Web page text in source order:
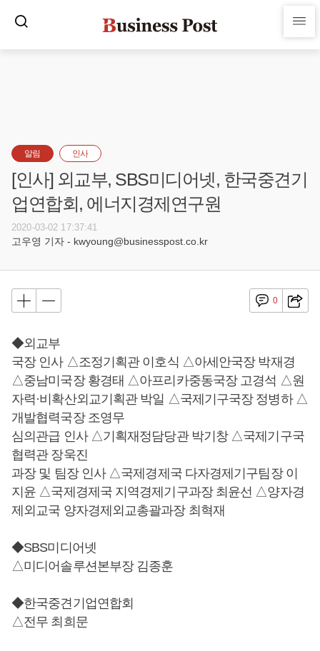
알림 인사
[인사] 외교부, SBS미디어넷, 한국중견기
업연합회, 에너지경제연구원
2020-03-02 17:37:41
고우영 기자 - kwyoung@businesspost.co.kr
0
◆외교부
국장 인사 △조정기획관 이호식 △아세안국장 박재경
△중남미국장 황경태 △아프리카중동국장 고경석 △원
자력·비확산외교기획관 박일 △국제기구국장 정병하 △
개발협력국장 조영무
심의관급 인사 △기획재정담당관 박기창 △국제기구국
협력관 장욱진
과장 및 팀장 인사 △국제경제국 다자경제기구팀장 이
지윤 △국제경제국 지역경제기구과장 최윤선 △양자경
제외교국 양자경제외교총괄과장 최혁재
◆SBS미디어넷
△미디어솔루션본부장 김종훈
◆한국중견기업연합회
△전무 최희문